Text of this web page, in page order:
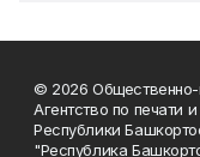
© 2026 Общественно-
Агентство по печати
Республики
"Республика